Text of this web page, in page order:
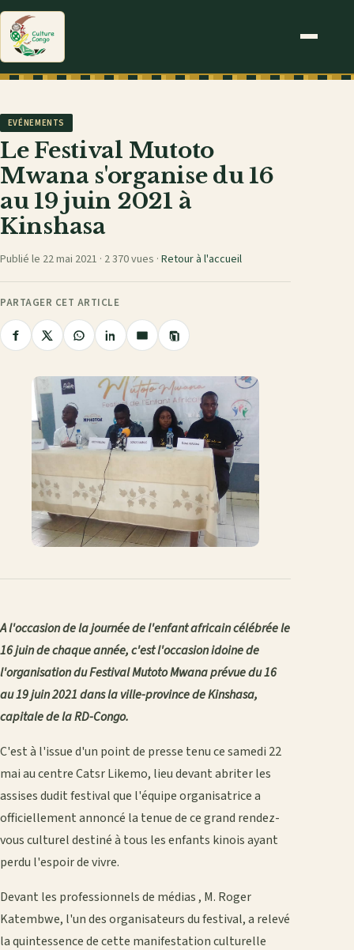
EVÉNEMENTS
Le Festival Mutoto
Mwana s'organise du 16
au 19 juin 2021 à
Kinshasa
Publié le 22 mai 2021 · 2 370 vues · Retour à l'accueil
PARTAGER CET ARTICLE
Partager
Facebook
PartagerPartager
WhatsApp
Partager
LinkedIn
Partager
e-
mail
Copier
le
A l'occasion de la journée de l'enfant africain célébrée le
16 juin de chaque année, c'est l'occasion idoine de
l'organisation du Festival Mutoto Mwana prévue du 16
au 19 juin 2021 dans la ville-province de Kinshasa,
capitale de la RD-Congo.
C'est à l'issue d'un point de presse tenu ce samedi 22
mai au centre Catsr Likemo, lieu devant abriter les
assises dudit festival que l'équipe organisatrice a
officiellement annoncé la tenue de ce grand rendez-
vous culturel destiné à tous les enfants kinois ayant
perdu l'espoir de vivre.
Devant les professionnels de médias , M. Roger
Katembwe, l'un des organisateurs du festival, a relevé
la quintessence de cette manifestation culturelle